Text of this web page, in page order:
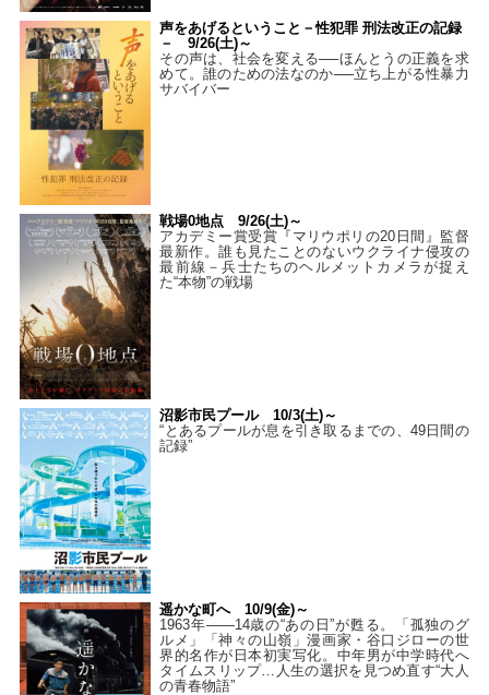
声をあげるということ－性犯罪 刑法改正の記録
－ 9/26(土)～
その声は、社会を変える──ほんとうの正義を求
めて。誰のための法なのか──立ち上がる性暴力
サバイバー
戦場0地点 9/26(土)～
アカデミー賞受賞『マリウポリの20日間』監督
最新作。誰も見たことのないウクライナ侵攻の
最前線－兵士たちのヘルメットカメラが捉え
た“本物”の戦場
沼影市民プール 10/3(土)～
“とあるプールが息を引き取るまでの、49日間の
記録”
遥かな町へ 10/9(金)～
1963年――14歳の“あの日”が甦る。「孤独のグ
ルメ」「神々の山嶺」漫画家・谷口ジローの世
界的名作が日本初実写化。中年男が中学時代へ
タイムスリップ…人生の選択を見つめ直す“大人
の青春物語”